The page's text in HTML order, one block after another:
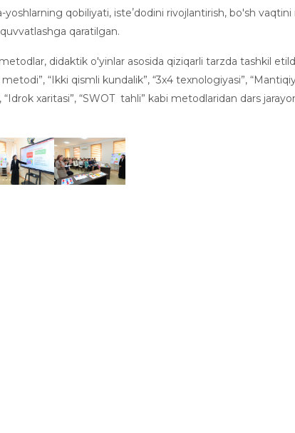
yoshlarning qobiliyati, isteʼdodini rivojlantirish, bo'sh
qaratilgan.
didaktik o'yinlar asosida qiziqarli tarzda tashkil etildi.
metodi”, “Ikki qismli kundalik”, “3x4 texnologiyasi”,
“Idrok xaritasi”, “SWOT tahli” kabi metodlaridan dars